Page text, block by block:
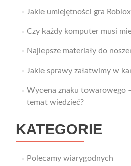
Jakie umiejętności gra
Czy każdy komputer musi
Najlepsze materiały do
Jakie sprawy załatwimy w
Wycena znaku towarowego
temat wiedzieć?
KATEGORIE
Polecamy wiarygodnych